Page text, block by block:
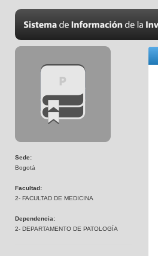
Sede:
Bogotá
Facultad:
2- FACULTAD DE MEDICINA
Dependencia:
2- DEPARTAMENTO DE PATOLOGÍA